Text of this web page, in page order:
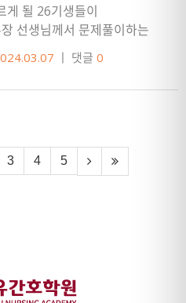
게 될 26기생들이
선생님께서 문제풀이하는
교과목별 중간,
품을 수여한 사진…
ㅣ 댓글 0
3 4 5